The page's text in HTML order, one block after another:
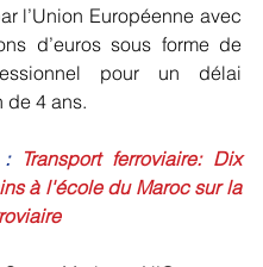
l’Union Européenne avec
d’euros sous forme de
pour un délai
de 4 ans.
Transport ferroviaire: Dix
à l'école du Maroc sur la